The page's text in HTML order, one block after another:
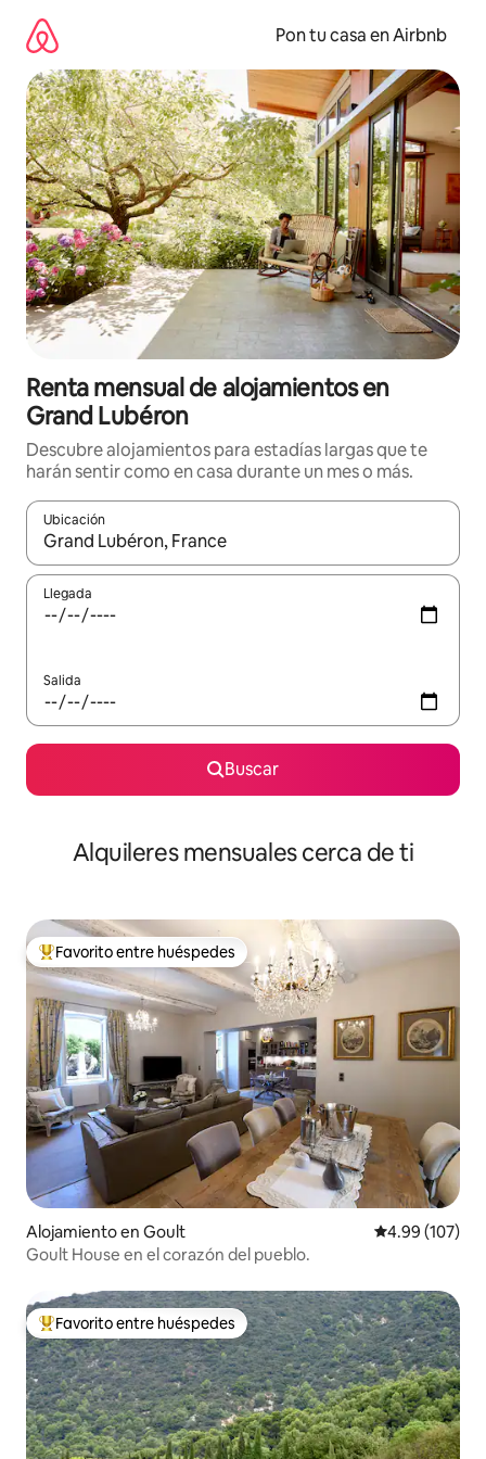
contenido
Pon tu casa en Airbnb
Renta mensual de alojamientos en
Grand Lubéron
Descubre alojamientos para estadías largas que te
harán sentir como en casa durante un mes o más.
Ubicación
Cuando los resultados estén disponibles, navega con las
Llegada
Salida
Buscar
Alquileres mensuales cerca de ti
Favorito entre huéspedes preferido
Favorito entre huéspedes
Alojamiento en Goult Calificación
4.99 (107)
Goult House en el corazón del pueblo.
Favorito entre huéspedes preferido
Favorito entre huéspedes